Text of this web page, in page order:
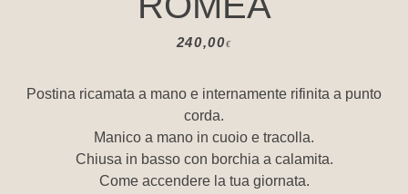
240,00€
Postina ricamata a mano e internamente rifinita a punto
corda.
Manico a mano in cuoio e tracolla.
Chiusa in basso con borchia a calamita.
Come accendere la tua giornata.